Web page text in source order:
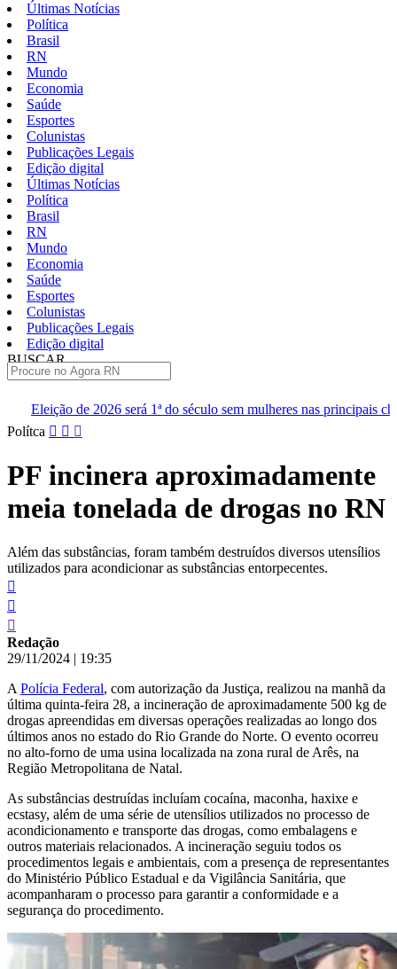
Últimas Notícias
Política
Brasil
RN
Mundo
Economia
Saúde
Esportes
Colunistas
Publicações Legais
Edição digital
Últimas Notícias
Política
Brasil
RN
Mundo
Economia
Saúde
Esportes
Colunistas
Publicações Legais
Edição digital
BUSCAR
1ª do século sem mulheres nas principais chapas
Renan diz
Pular
conteúdo
Polítca
PF incinera aproximadamente
meia tonelada de drogas no RN
Além das substâncias, foram também destruídos diversos utensílios
utilizados para acondicionar as substâncias entorpecentes.
Redação
29/11/2024 | 19:35
A Polícia Federal, com autorização da Justiça, realizou na manhã da
última quinta-feira 28, a incineração de aproximadamente 500 kg de
drogas apreendidas em diversas operações realizadas ao longo dos
últimos anos no estado do Rio Grande do Norte. O evento ocorreu
no alto-forno de uma usina localizada na zona rural de Arês, na
Região Metropolitana de Natal.
As substâncias destruídas incluíam cocaína, maconha, haxixe e
ecstasy, além de uma série de utensílios utilizados no processo de
acondicionamento e transporte das drogas, como embalagens e
outros materiais relacionados. A incineração seguiu todos os
procedimentos legais e ambientais, com a presença de representantes
do Ministério Público Estadual e da Vigilância Sanitária, que
acompanharam o processo para garantir a conformidade e a
segurança do procedimento.